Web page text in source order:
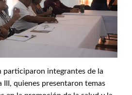
participaron integrantes de la
quienes presentaron temas